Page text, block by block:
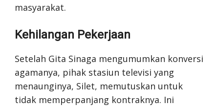
masyarakat.
Kehilangan Pekerjaan
Setelah Gita Sinaga mengumumkan konversi
agamanya, pihak stasiun televisi yang
menaunginya, Silet, memutuskan untuk
tidak memperpanjang kontraknya. Ini